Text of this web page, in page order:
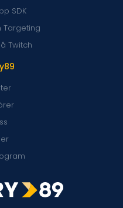
SDK
Targeting
Twitch